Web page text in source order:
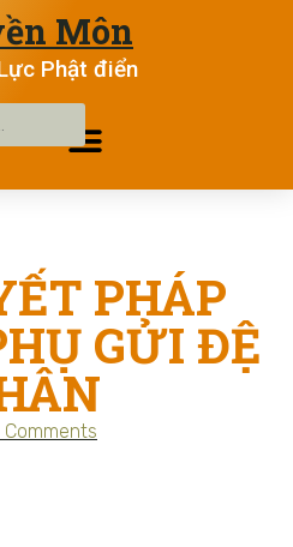
Môn
Phật điển
PHÁP
GỬI ĐỆ
Comments